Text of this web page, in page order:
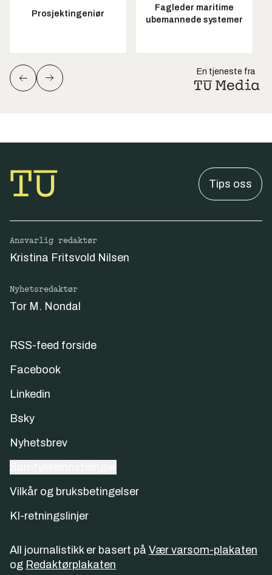
Prosjektingeniør
Fagleder maritime
ubemannede systemer
En tjeneste fra
Tips oss
Ansvarlig redaktør
Kristina Fritsvold Nilsen
Nyhetsredaktør
Tor M. Nondal
RSS-feed forside
Facebook
Linkedin
Bsky
Nyhetsbrev
Vilkår og bruksbetingelser
KI-retningslinjer
All journalistikk er basert på Vær varsom-plakaten
og Redaktørplakaten